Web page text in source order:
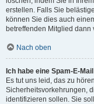
erstellen. Falls Sie
können Sie dies auch
betreffenden Mitglied
Nach oben
Ich habe eine Spam-E-
Es tut uns leid, das zu
Sicherheitsvorkehrungen,
identifizieren sollen. Sie